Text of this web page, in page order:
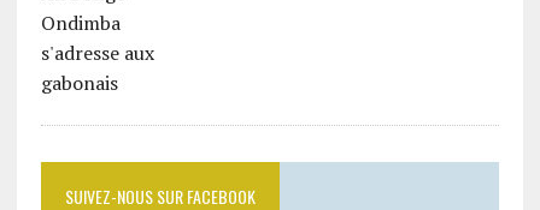
SUIVEZ-NOUS SUR FACEBOOK